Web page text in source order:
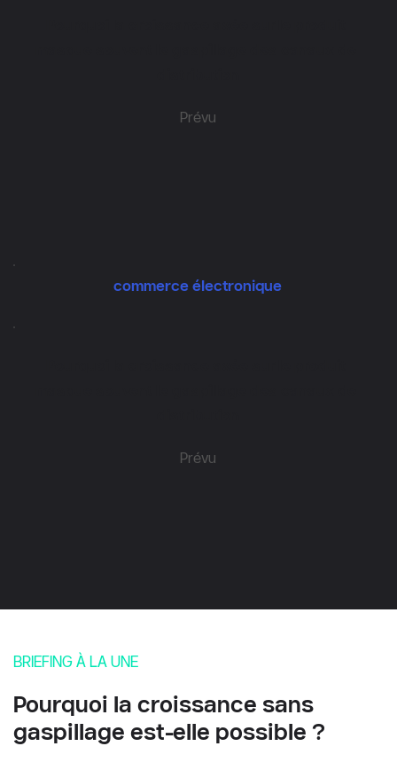
Prévu
commerce électronique
Prévu
BRIEFING À LA UNE
Pourquoi la croissance sans
gaspillage est-elle possible ?